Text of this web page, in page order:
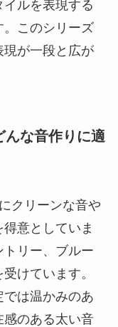
ルを表現する
このシリーズ
現が一段と広が
んな音作りに適
クリーンな音や
意としていま
リー、ブルー
けています。
は温かみのあ
感のある太い音